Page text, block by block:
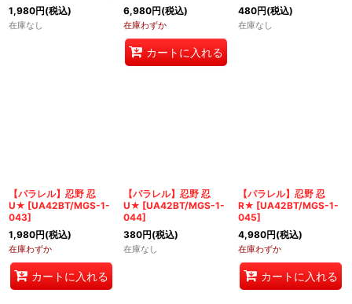
1,980円(税込)
在庫なし
6,980円(税込)
在庫わずか
カートに入れる
480円(税込)
在庫なし
【パラレル】忍野 忍
U★ [UA42BT/MGS-1-
043]
1,980円(税込)
在庫わずか
カートに入れる
【パラレル】忍野 忍
U★ [UA42BT/MGS-1-
044]
380円(税込)
在庫なし
【パラレル】忍野 忍
R★ [UA42BT/MGS-1-
045]
4,980円(税込)
在庫わずか
カートに入れる